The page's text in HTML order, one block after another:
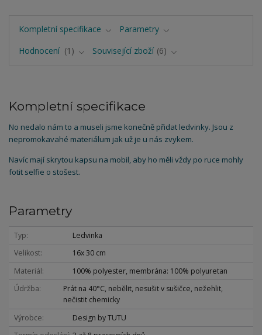
Kompletní specifikace
Parametry
Hodnocení
1 Související zboží 6
Kompletní specifikace
No nedalo nám to a museli jsme konečně přidat ledvinky. Jsou z
nepromokavahé materiálum jak už je u nás zvykem.
Navíc mají skrytou kapsu na mobil, aby ho měli vždy po ruce mohly
fotit selfie o stošest.
Parametry
Typ
Ledvinka
Velikost
16x 30 cm
Materiál
100% polyester, membrána: 100% polyuretan
Údržba
Prát na 40°C, nebělit, nesušit v sušičce, nežehlit,
nečistit chemicky
Výrobce
Design by TUTU